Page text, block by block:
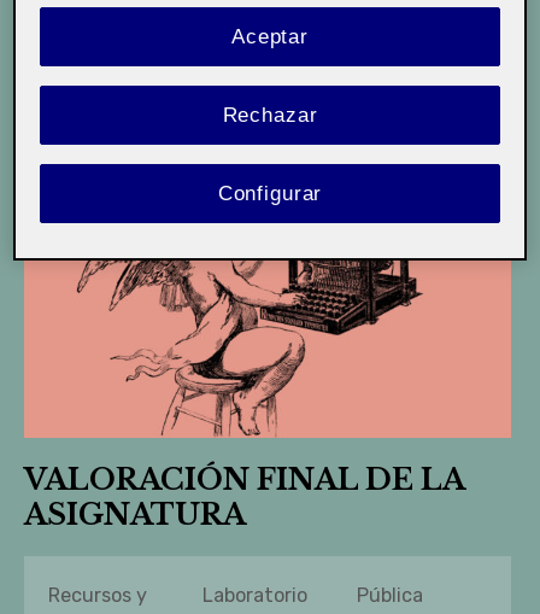
s
i
d
a
d
VALORACIÓN FINAL DE LA
ASIGNATURA
Recursos y
Laboratorio
Pública
Rechazar
Aceptar
Configurar